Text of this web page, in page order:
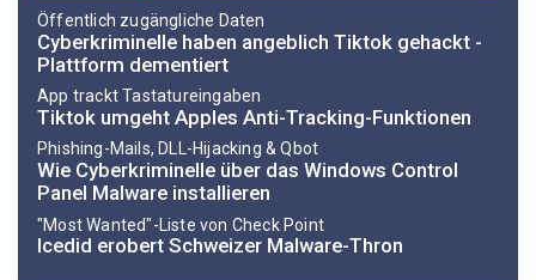
Öffentlich zugängliche Daten
Cyberkriminelle haben angeblich Tiktok gehackt -
Plattform dementiert
App trackt Tastatureingaben
Tiktok umgeht Apples Anti-Tracking-Funktionen
Phishing-Mails, DLL-Hijacking & Qbot
Wie Cyberkriminelle über das Windows Control
Panel Malware installieren
"Most Wanted"-Liste von Check Point
Icedid erobert Schweizer Malware-Thron